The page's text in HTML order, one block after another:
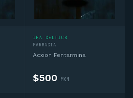
IFA CELTICS
FARMACIA
Acxion Fentarmina
$500 MXN